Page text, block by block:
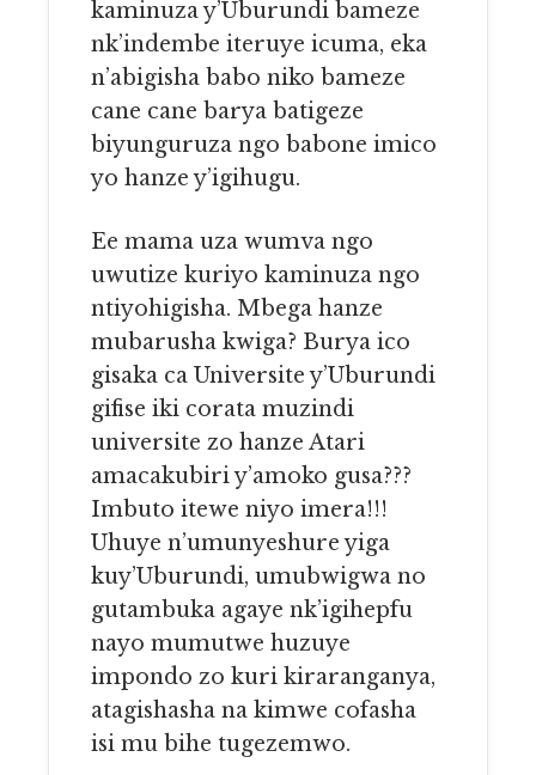
kaminuza y’Uburundi bameze
nk’indembe iteruye icuma, eka
n’abigisha babo niko bameze
cane cane barya batigeze
biyunguruza ngo babone imico
yo hanze y’igihugu.
Ee mama uza wumva ngo
uwutize kuriyo kaminuza ngo
ntiyohigisha. Mbega hanze
mubarusha kwiga? Burya ico
gisaka ca Universite y’Uburundi
gifise iki corata muzindi
universite zo hanze Atari
amacakubiri y’amoko gusa???
Imbuto itewe niyo imera!!!
Uhuye n’umunyeshure yiga
kuy’Uburundi, umubwigwa no
gutambuka agaye nk’igihepfu
nayo mumutwe huzuye
impondo zo kuri kiraranganya,
atagishasha na kimwe cofasha
isi mu bihe tugezemwo.